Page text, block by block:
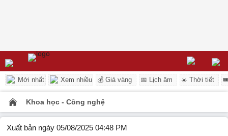
Mới nhất Xem nhiều 💰 Giá vàng 📅 Lịch âm ☀️ Thời tiết
Khoa học - Công nghệ
Xuất bản ngày 05/08/2025 04:48 PM